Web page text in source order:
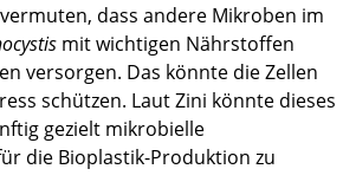
dass andere Mikroben im
mit wichtigen Nährstoffen
versorgen. Das könnte die Zellen
schützen. Laut Zini könnte dieses
gezielt mikrobielle
die Bioplastik-Produktion zu